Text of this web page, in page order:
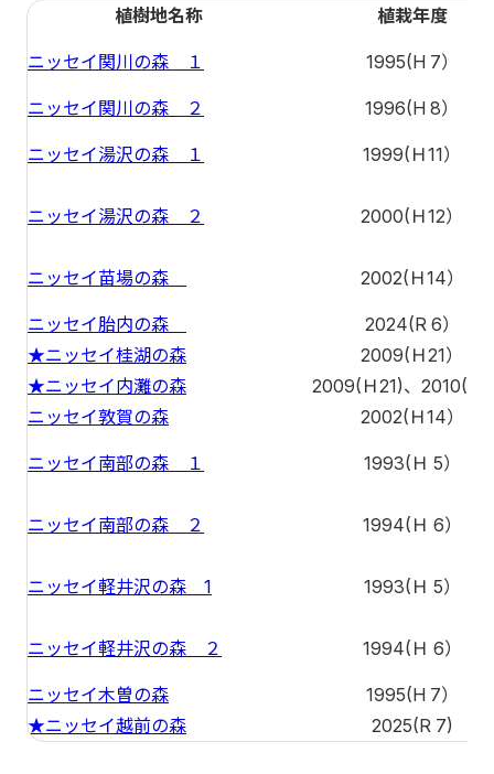
植樹地名称 植栽年度
ニッセイ関川の森 １ 1995(H 7）
ニッセイ関川の森 ２ 1996(H 8）
ニッセイ湯沢の森 １ 1999(Ｈ11）
ニッセイ湯沢の森 ２ 2000(Ｈ12）
ニッセイ苗場の森 2002(Ｈ14）
ニッセイ胎内の森
2024(R 6）
★ニッセイ桂湖の森
2009(Ｈ21）
★ニッセイ内灘の森
2009(Ｈ21)、2010(Ｈ
ニッセイ敦賀の森
2002(Ｈ14）
ニッセイ南部の森 １ 1993(Ｈ 5）
ニッセイ南部の森 ２ 1994(Ｈ 6）
ニッセイ軽井沢の森 1 1993(Ｈ 5）
ニッセイ軽井沢の森 ２ 1994(Ｈ 6）
ニッセイ木曽の森
1995(H 7）
★ニッセイ越前の森
2025(R 7)